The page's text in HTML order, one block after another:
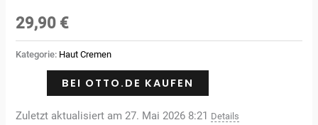
29,90 €
Kategorie: Haut Cremen
BEI OTTO.DE KAUFEN
Zuletzt aktualisiert am 27. Mai 2026 8:21 Details